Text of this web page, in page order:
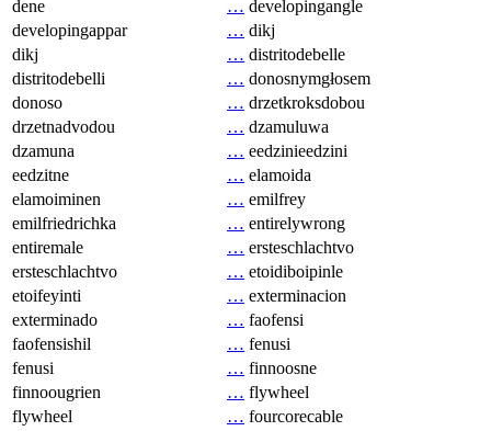
dene
… developingangle
developingappar
… dikj
dikj
… distritodebelle
distritodebelli
… donosnymgłosem
donoso
… drzetkroksdobou
drzetnadvodou
… dzamuluwa
dzamuna
… eedzinieedzini
eedzitne
… elamoida
elamoiminen
… emilfrey
emilfriedrichka
… entirelywrong
entiremale
… ersteschlachtvo
ersteschlachtvo
… etoidiboipinle
etoifeyinti
… exterminacion
exterminado
… faofensi
faofensishil
… fenusi
fenusi
… finnoosne
finnoougrien
… flywheel
flywheel
… fourcorecable